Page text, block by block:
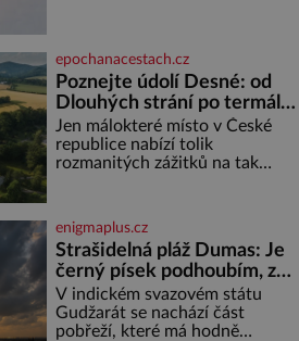
jméno kolegy z práce. Nebo
marně v paměti lovíte název
knížky, kterou jste nedávno
přečetli. Je to opravdu tak, s
věkem jako kdyby se paměť
rozhodla stávkovat. Cvičte
epochanacestach.cz
Poznejte údolí Desné: od
Dlouhých strání po termální
prameny
Jen málokteré místo v České
republice nabízí tolik
rozmanitých zážitků na tak
jediného dne můžete
nahlédnout do útrob jedné z
nejvýznamnějších vodních
elektráren v Evropě, vydat se na
horské hřebeny, projet se na
koloběžce a den zakončit
poznáváním památek ve
enigmaplus.cz
Strašidelná pláž Dumas: Je
černý písek podhoubím, ze
kterého roste zlo?
V indickém svazovém státu
Gudžarát se nachází část
pobřeží, které má hodně